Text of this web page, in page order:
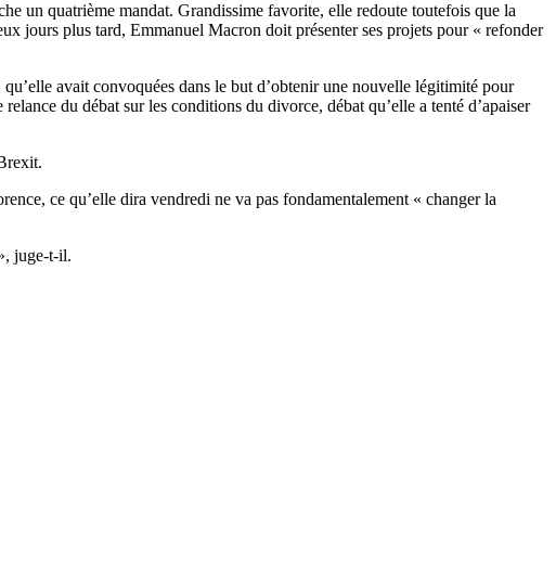
un quatrième mandat. Grandissime favorite, elle redoute toutefois que la
jours plus tard, Emmanuel Macron doit présenter ses projets pour « refonder
avait convoquées dans le but d’obtenir une nouvelle légitimité pour
du débat sur les conditions du divorce, débat qu’elle a tenté d’apaiser
ce qu’elle dira vendredi ne va pas fondamentalement « changer la
juge-t-il.